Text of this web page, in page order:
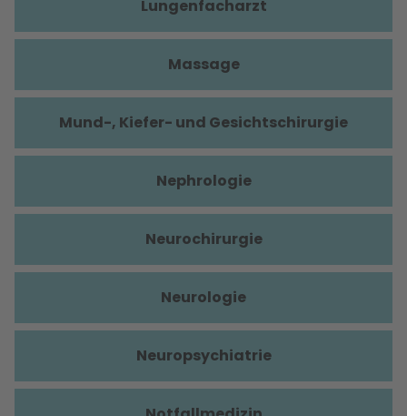
Lungenfacharzt
Massage
Mund-, Kiefer- und Gesichtschirurgie
Nephrologie
Neurochirurgie
Neurologie
Neuropsychiatrie